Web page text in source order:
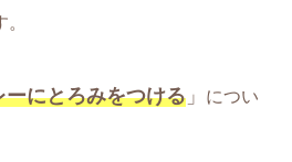
ーにとろみをつける 」
につい